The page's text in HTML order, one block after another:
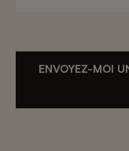
ENVOYEZ-MOI